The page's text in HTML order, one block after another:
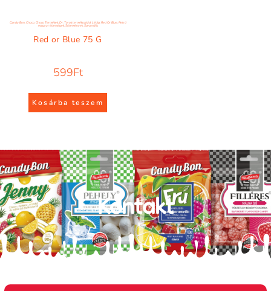
Candy Bon,Choco,Choco Termékek,Dr. Torok termékcsalád,Lédig,Red Or Blue,Retró
magyar édességek,Sütemények,Szezonális
Red or Blue 75 G
599Ft
Kosárba teszem
Kontakt